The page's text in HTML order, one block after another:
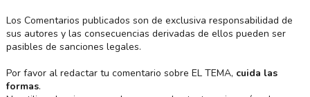
Los Comentarios publicados son de exclusiva responsabilidad de
sus autores y las consecuencias derivadas de ellos pueden ser
pasibles de sanciones legales.
Por favor al redactar tu comentario sobre EL TEMA, cuida las
formas.